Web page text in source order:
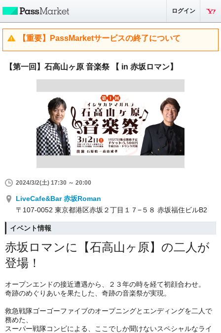
ログイン
【重要】PassMarketサービスの終了について
【第一回】石高山ヶ原 音楽祭 【 in 赤坂ロマン】
2024/3/2(土) 17:30 ～ 20:00
LiveCafe&Bar 赤坂Roman
〒107-0052 東京都港区赤坂２丁目１７−５８ 赤坂福住ビルB2
イベント情報
赤坂ロマンに【石高山ヶ原】の二人が
登場！
オープンエンドの接近遭遇から、２３年の時を経て初顔合わせ。
奇跡のめぐりあいを果たした、奇跡の音楽祭が実現。
救急戦隊ゴーゴーファイブのオープニングとエンディングを二人で
務めた、
スーパー戦隊コンビによる、ここでしか聞けないスペシャルなライ